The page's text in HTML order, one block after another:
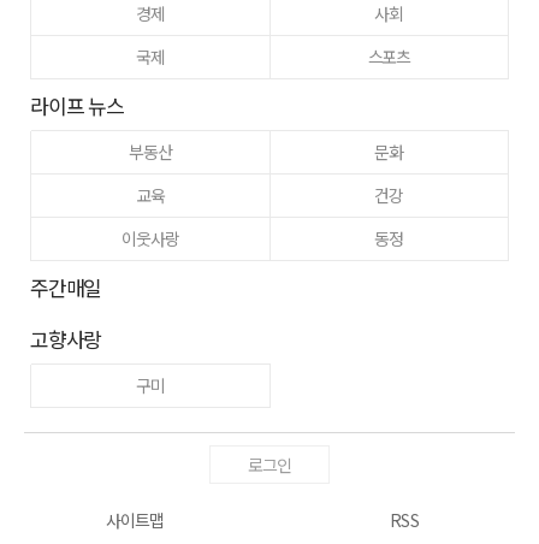
경제
사회
국제
스포츠
라이프 뉴스
부동산
문화
교육
건강
이웃사랑
동정
주간매일
고향사랑
구미
로그인
사이트맵 RSS